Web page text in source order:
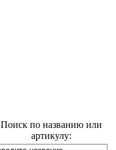
Поиск по названию или
артикулу: